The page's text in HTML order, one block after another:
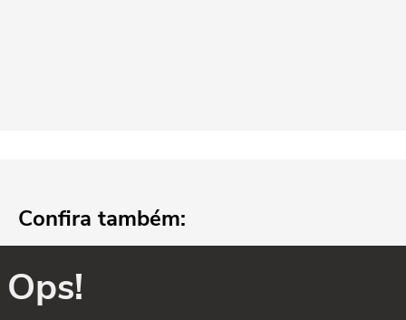
Confira também:
Ops!